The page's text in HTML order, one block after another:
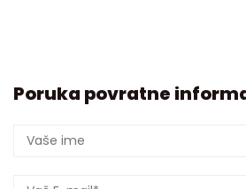
Poruka povratne